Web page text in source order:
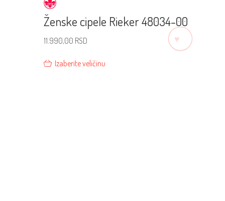
Ženske cipele Rieker 48034-00
11.990,00 RSD
Izaberite veličinu